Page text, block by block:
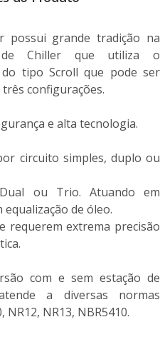
possui grande tradição na
de Chiller que utiliza o
do tipo Scroll que pode ser
configurações.
e alta tecnologia.
circuito simples, duplo ou
ou Trio. Atuando em
equalização de óleo.
requerem extrema precisão
com e sem estação de
a diversas normas
NR13, NBR5410.